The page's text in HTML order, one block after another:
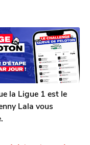
la Ligue 1 est le
Lala vous